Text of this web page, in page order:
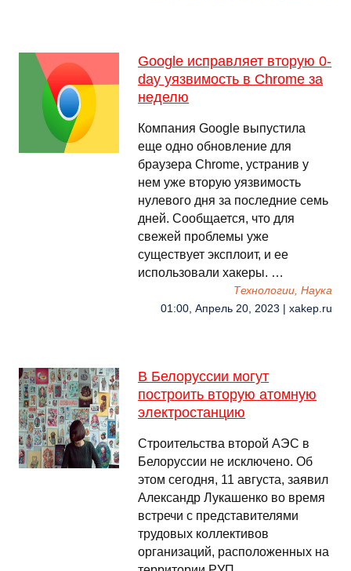
Google исправляет вторую 0-
day уязвимость в Chrome за
неделю
Компания Google выпустила
еще одно обновление для
браузера Chrome, устранив у
нем уже вторую уязвимость
нулевого дня за последние семь
дней. Сообщается, что для
свежей проблемы уже
существует эксплоит, и ее
использовали хакеры. …
Технологии, Наука
01:00, Апрель 20, 2023 | xakep.ru
В Белоруссии могут
построить вторую атомную
электростанцию
Строительства второй АЭС в
Белоруссии не исключено. Об
этом сегодня, 11 августа, заявил
Александр Лукашенко во время
встречи с представителями
трудовых коллективов
организаций, расположенных на